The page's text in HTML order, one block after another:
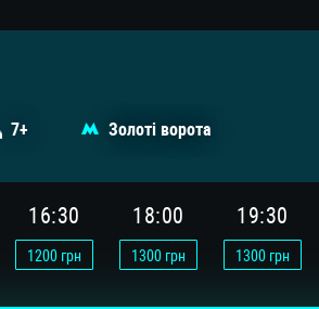
7+ Золоті ворота
16:30
1200 грн
18:00
1300 грн
19:30
1300 грн